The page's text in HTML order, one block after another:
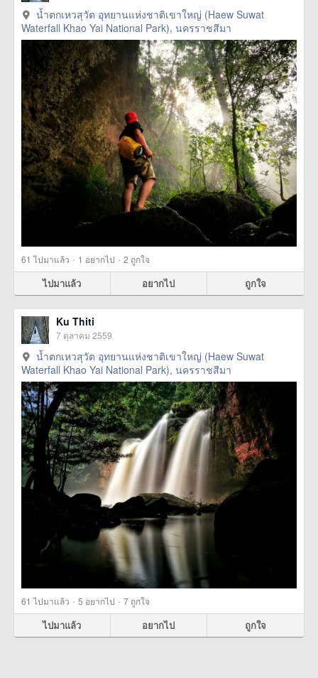
น้ำตกเหวสุวัต อุทยานแห่งชาติเขาใหญ่ (Haew Suwat
Waterfall Khao Yai National Park), นครราชสีมา
61 ไปมาแล้ว · 1 อยากไป · 2 ถูกใจ
ไปมาแล้ว อยากไป ถูกใจ
Ku Thiti
7 ตุลาคม 2559
น้ำตกเหวสุวัต อุทยานแห่งชาติเขาใหญ่ (Haew Suwat
Waterfall Khao Yai National Park), นครราชสีมา
61 ไปมาแล้ว · 5 อยากไป · 7 ถูกใจ
ไปมาแล้ว อยากไป ถูกใจ